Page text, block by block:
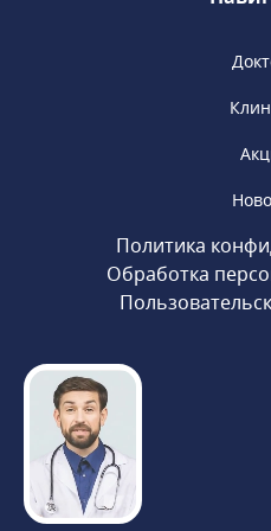
Политика
Обработка